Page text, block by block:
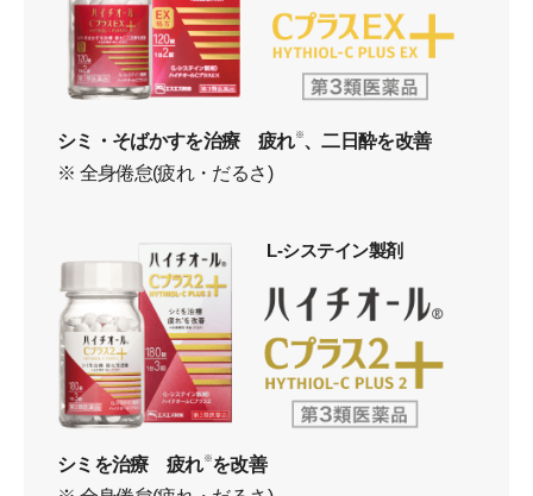
シミ・そばかすを治療 疲れ※、二日酔を改善
※ 全身倦怠(疲れ・だるさ)
L-システイン製剤
シミを治療 疲れ※を改善